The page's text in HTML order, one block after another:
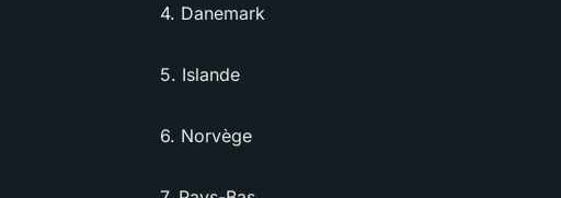
4. Danemark
5. Islande
6. Norvège